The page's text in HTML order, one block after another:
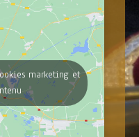
marketing et